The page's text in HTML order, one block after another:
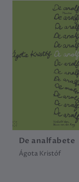
De analfabete
Ágota Kristóf